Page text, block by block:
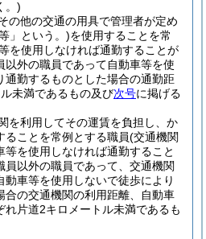
。)
の他の交通の用具で管理者が定め
」という。)を使用することを常
を使用しなければ通勤することが
以外の職員であって自動車等を使
通勤するものとした場合の通勤距
未満であるもの及び次号に掲げる
を利用してその運賃を負担し、か
ることを常例とする職員(交通機関
等を使用しなければ通勤すること
員以外の職員であって、交通機関
動車等を使用しないで徒歩により
合の交通機関の利用距離、自動車
れ片道2キロメートル未満であるも